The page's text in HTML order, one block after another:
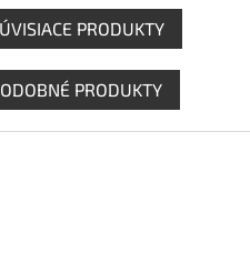
PRODUKTY
PRODUKTY